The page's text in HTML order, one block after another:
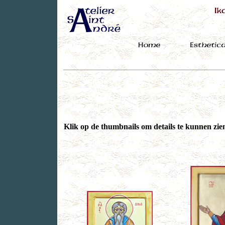
Klik op de thumbnails om details te kunnen